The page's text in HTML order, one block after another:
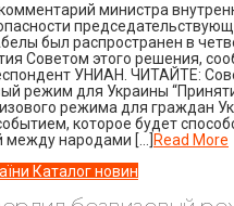
министра
был распространен в
Советом этого решения,
УНИАН. ЧИТАЙТЕ:
режим для Украины
режима для граждан
которое будет
между народами […]
Read More
Каталог новин